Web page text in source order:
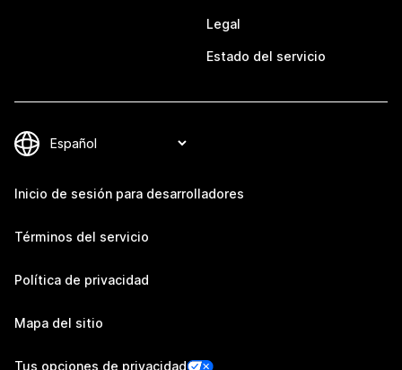
Legal
Estado del servicio
Inicio de sesión para desarrolladores
Términos del servicio
Política de privacidad
Mapa del sitio
Tus opciones de privacidad